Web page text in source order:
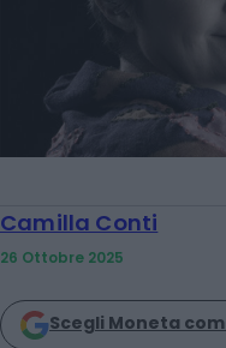
Camilla Conti
26 Ottobre 2025
Scegli Moneta